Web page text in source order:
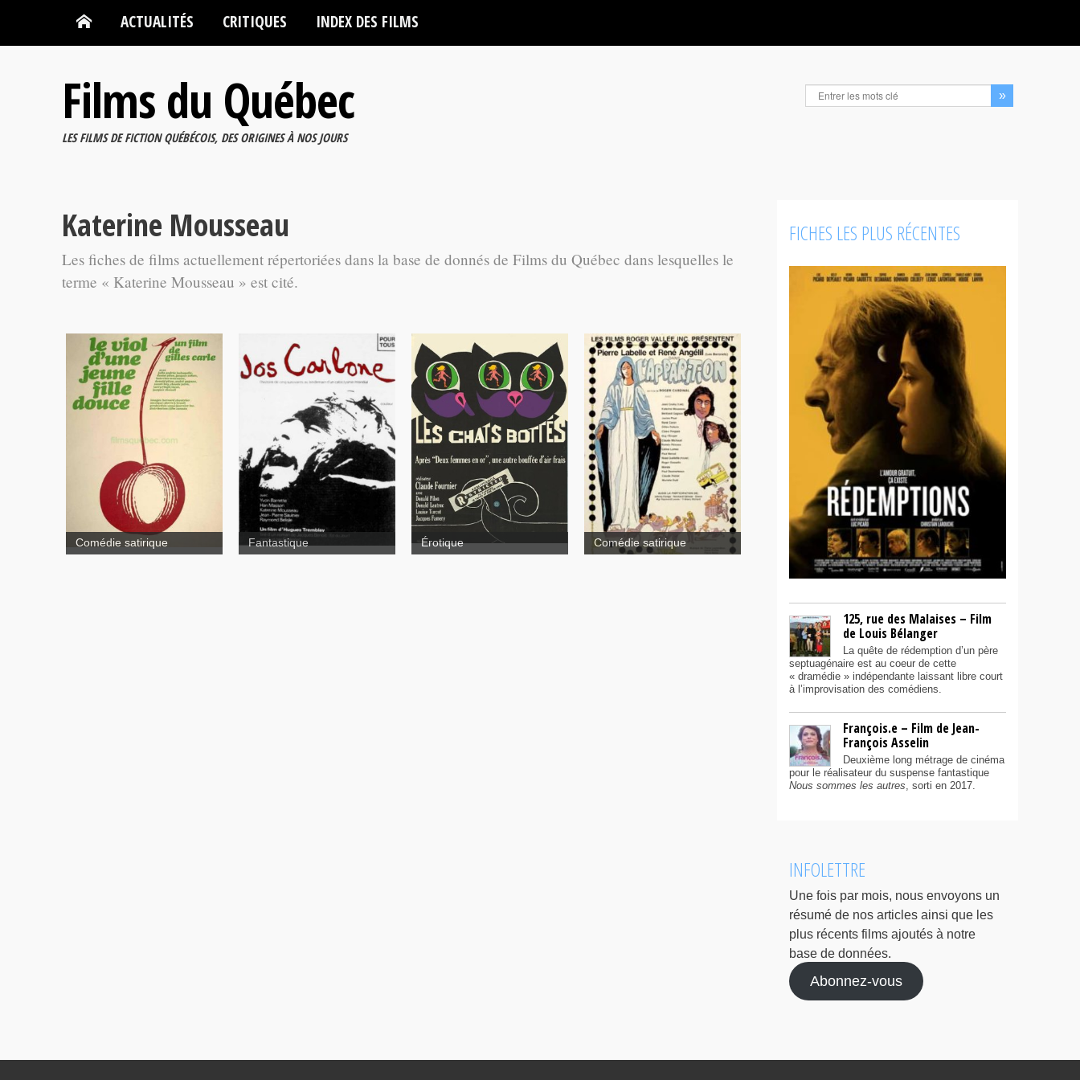
ACTUALITÉS CRITIQUES INDEX DES FILMS
Films du Québec
LES FILMS DE FICTION QUÉBÉCOIS, DES ORIGINES À NOS JOURS
Katerine Mousseau
Les fiches de films actuellement répertoriées dans la base de donnés de Films du Québec dans lesquelles le
terme « Katerine Mousseau » est cité.
Le viol d'une
jeune fille douce
Comédie satirique Fantastique
Les Chats bottés
Deux femmes en
or
Érotique
Après ski L'apparition
Comédie satirique
FICHES LES PLUS RÉCENTES
125, rue des Malaises – Film
de Louis Bélanger
La quête de rédemption d’un père
septuagénaire est au coeur de cette
« dramédie » indépendante laissant libre court
à l’improvisation des comédiens.
François.e – Film de Jean-
François Asselin
Deuxième long métrage de cinéma
pour le réalisateur du suspense fantastique
Nous sommes les autres, sorti en 2017.
INFOLETTRE
Une fois par mois, nous envoyons un
résumé de nos articles ainsi que les
plus récents films ajoutés à notre
base de données.
Abonnez-vous